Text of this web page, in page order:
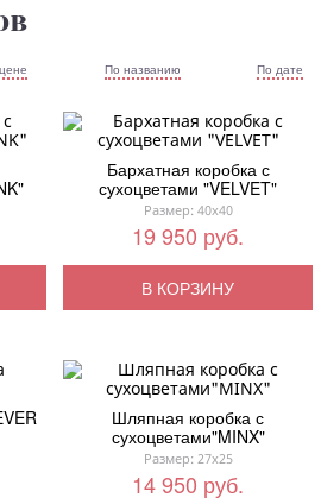
По названию По дате
Бархатная коробка с
сухоцветами "VELVET"
Размер: 40x40
19 950 руб.
В КОРЗИНУ
Шляпная коробка с
сухоцветами"MINX"
Размер: 27x25
14 950 руб.